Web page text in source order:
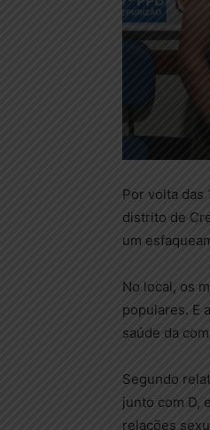
Por volta das
distrito de
um
No local, os
populares. E
saúde da
Segundo
junto com D,
relações